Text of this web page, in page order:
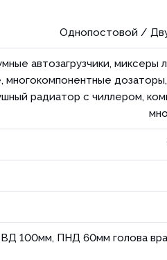
Однопостовой /
автозагрузчики, миксеры
многокомпонентные
радиатор с чиллером,
100мм, ПНД 60мм голова